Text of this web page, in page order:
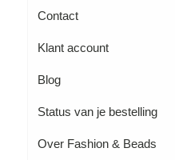
Contact
Klant account
Blog
Status van je bestelling
Over Fashion & Beads